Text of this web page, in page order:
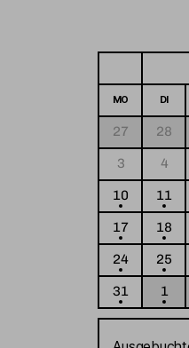
MO DI
27 28
3
4
10
11
17
18
24
25
31
1